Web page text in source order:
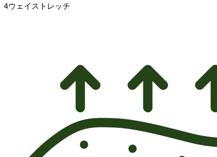
4ウェイストレッチ